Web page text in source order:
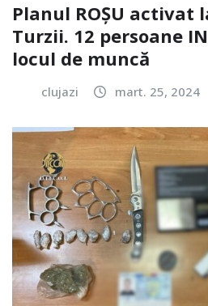
Planul ROȘU activat
Turzii. 12 persoane
locul de muncă
clujazi mart. 25, 2024